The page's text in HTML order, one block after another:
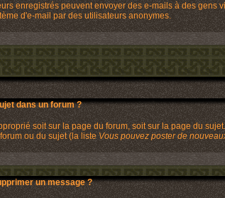
enregistrés peuvent envoyer des e-mails à des
d'e-mail par des utilisateurs anonymes.
dans un forum ?
soit sur la page du forum, soit sur la page du
ou du sujet (la listeVous pouvez poster de
un message ?